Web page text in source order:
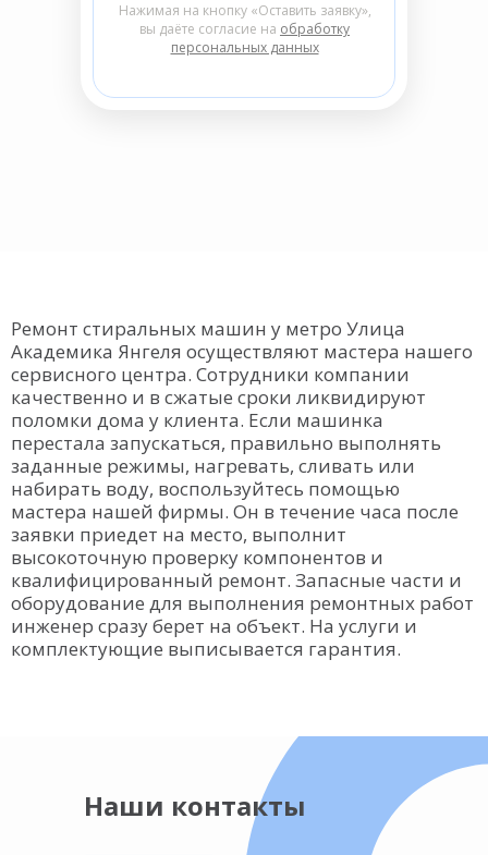
Нажимая на кнопку «Оставить заявку»,
вы даёте согласие на обработку
персональных данных
Ремонт стиральных машин у метро Улица
Академика Янгеля осуществляют мастера нашего
сервисного центра. Сотрудники компании
качественно и в сжатые сроки ликвидируют
поломки дома у клиента. Если машинка
перестала запускаться, правильно выполнять
заданные режимы, нагревать, сливать или
набирать воду, воспользуйтесь помощью
мастера нашей фирмы. Он в течение часа после
заявки приедет на место, выполнит
высокоточную проверку компонентов и
квалифицированный ремонт. Запасные части и
оборудование для выполнения ремонтных работ
инженер сразу берет на объект. На услуги и
комплектующие выписывается гарантия.
Наши контакты